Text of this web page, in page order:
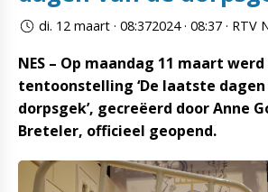
di. 12 maart · 08:372024 · 08:37 · RTV
NES – Op maandag 11 maart werd
tentoonstelling ‘De laatste dagen
dorpsgek’, gecreëerd door Anne
Breteler, officieel geopend.